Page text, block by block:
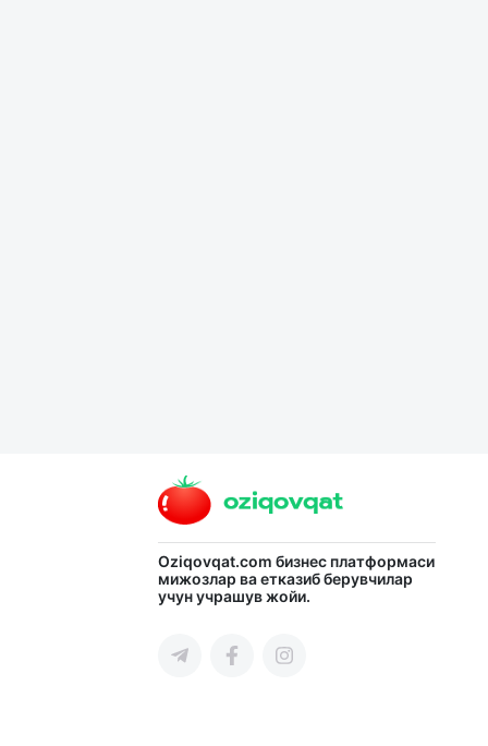
Oziqovqat.com бизнес платформаси
мижозлар ва етказиб берувчилар
учун учрашув жойи.